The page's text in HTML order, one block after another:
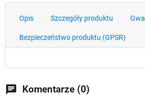
Opis Szczegóły produktu
Bezpieczeństwo produktu (GPSR)
chat Komentarze (0)